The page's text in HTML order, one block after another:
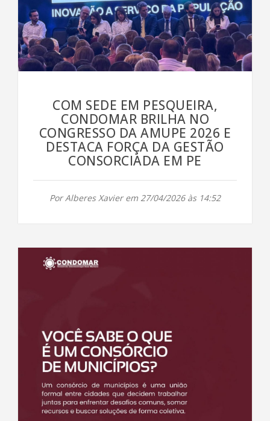
COM SEDE EM PESQUEIRA,
CONDOMAR BRILHA NO
CONGRESSO DA AMUPE 2026 E
DESTACA FORÇA DA GESTÃO
CONSORCIADA EM PE
Por Alberes Xavier em 27/04/2026 às 14:52